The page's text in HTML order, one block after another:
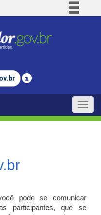
Comunica BR
Legislação
Toggle
pode se comunicar
participantes, que se